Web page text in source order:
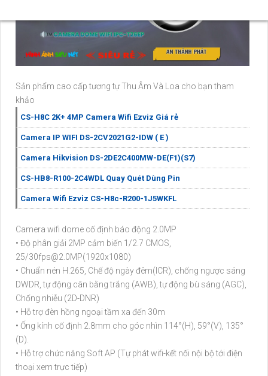
Sản phẩm cao cấp tương tự Thu Âm Và Loa cho bạn tham
khảo
CS-H8C 2K+ 4MP Camera Wifi Ezviz Giá rẻ
Camera IP WIFI DS-2CV2021G2-IDW ( E )
Camera Hikvision DS-2DE2C400MW-DE(F1)(S7)
CS-HB8-R100-2C4WDL Quay Quét Dùng Pin
Camera Wifi Ezviz CS-H8c-R200-1J5WKFL
Camera wifi dome cố định báo động 2.0MP
• Độ phân giải 2MP cảm biến 1/2.7 CMOS,
25/30fps@2.0MP(1920x1080)
• Chuẩn nén H.265, Chế độ ngày đêm(ICR), chống ngược sáng
DWDR, tự động cân bằng trắng (AWB), tự động bù sáng (AGC),
Chống nhiễu (2D-DNR)
• Hỗ trợ đèn hồng ngoại tầm xa đến 30m
• Ống kính cố định 2.8mm cho góc nhìn 114°(H), 59°(V), 135°
(D).
• Hỗ trợ chức năng Soft AP (Tự phát wifi-kết nối nội bộ tới điện
thoại xem trực tiếp)